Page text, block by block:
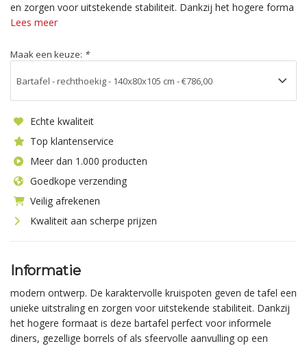
en zorgen voor uitstekende stabiliteit. Dankzij het hogere forma
Lees meer
Maak een keuze: *
Echte kwaliteit
Top klantenservice
Meer dan 1.000 producten
Goedkope verzending
Veilig afrekenen
Kwaliteit aan scherpe prijzen
Informatie
modern ontwerp. De karaktervolle kruispoten geven de tafel een
unieke uitstraling en zorgen voor uitstekende stabiliteit. Dankzij
het hogere formaat is deze bartafel perfect voor informele
diners, gezellige borrels of als sfeervolle aanvulling op een